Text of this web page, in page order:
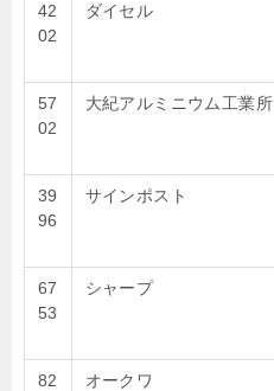
42
02
ダイセル
57
02
大紀アルミニウム工業所
39
96
サインポスト
67
53
シャープ
82
オークワ